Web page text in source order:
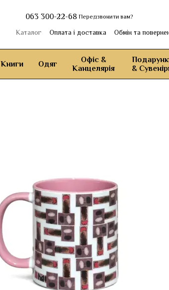
063 300-22-68 Передзвонити вам?
Каталог Оплата і доставка Обмін та
Книги Одяг
Офіс &
Канцелярія
&